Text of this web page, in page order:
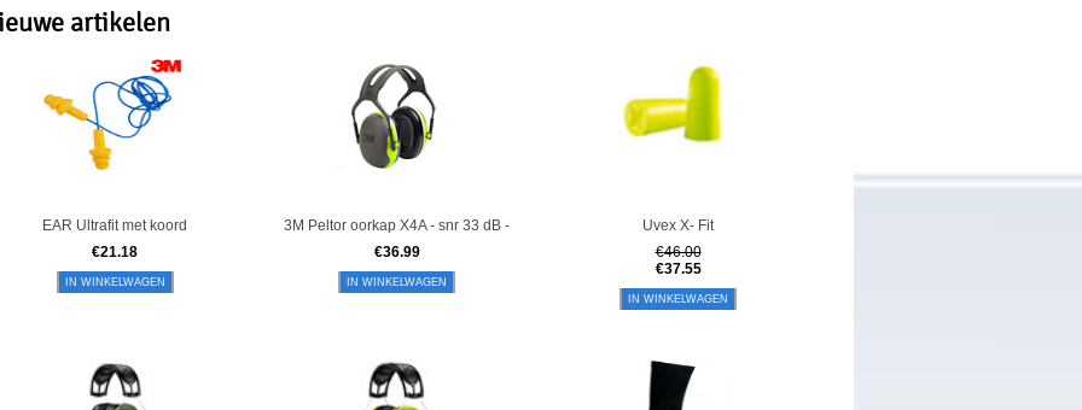
artikelen
EAR Ultrafit met koord
€21.18
IN WINKELWAGEN
3M Peltor oorkap X4A - snr 33 dB -
€36.99
IN WINKELWAGEN
Uvex X- Fit
€46.00
€37.55
IN WINKELWAGEN